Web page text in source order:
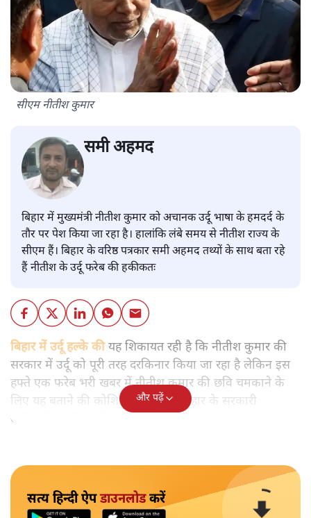
सीएम नीतीश कुमार
समी अहमद
बिहार में मुख्यमंत्री नीतीश कुमार को अचानक उर्दू भाषा के हमदर्द के
तौर पर पेश किया जा रहा है। हालांकि लंबे समय से नीतीश राज्य के
सीएम हैं। बिहार के वरिष्ठ पत्रकार समी अहमद तथ्यों के साथ बता रहे
हैं नीतीश के उर्दू फरेब की हकीकतः
बिहार में उर्दू हल्के कीयह शिकायत रही है कि नीतीश कुमार की
सरकार में उर्दू को पूरी तरह दरकिनार किया जा रहा है लेकिन इस
हफ्ते एक फरेब भरी खबर में नीतीश कुमार की छवि चमकाने के
लिए यह बताने की कोशिश की गई कि बिहार के सरकारी
अधिकारियों को उर्दू सिखाई जाएगी।
और पढ़ें
सत्य हिन्दी ऐपडाउनलोडकरें